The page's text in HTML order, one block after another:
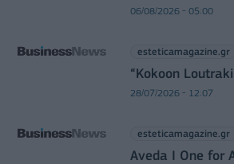
06/08/2026 - 05:00
esteticamagazine.gr
“Kokoon
28/07/2026 - 12:07
esteticamagazine.gr
Aveda I One for